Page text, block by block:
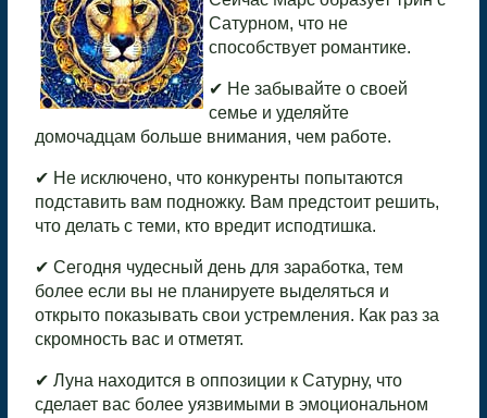
Сатурном, что не
способствует романтике.
✔ Не забывайте о своей
семье и уделяйте
домочадцам больше внимания, чем работе.
✔ Не исключено, что конкуренты попытаются
подставить вам подножку. Вам предстоит решить,
что делать с теми, кто вредит исподтишка.
✔ Сегодня чудесный день для заработка, тем
более если вы не планируете выделяться и
открыто показывать свои устремления. Как раз за
скромность вас и отметят.
✔ Луна находится в оппозиции к Сатурну, что
сделает вас более уязвимыми в эмоциональном